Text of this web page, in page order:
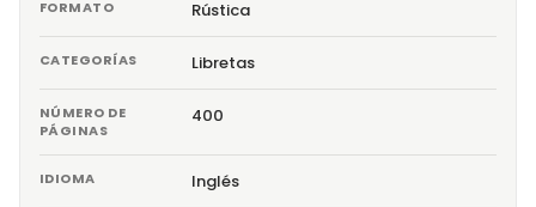
FORMATO Rústica
CATEGORÍAS Libretas
NÚMERO DE
PÁGINAS
400
IDIOMA Inglés